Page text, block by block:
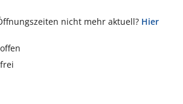
nicht mehr aktuell? Hier
offen
frei